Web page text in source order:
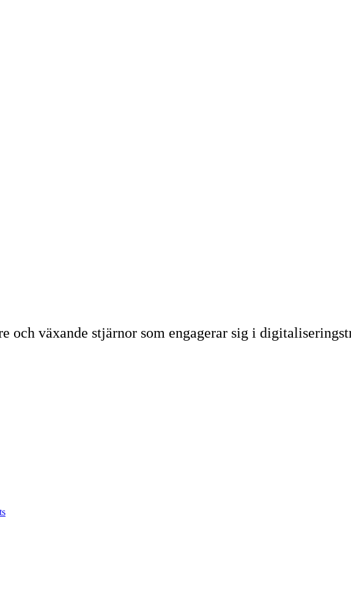
och växande stjärnor som engagerar sig i